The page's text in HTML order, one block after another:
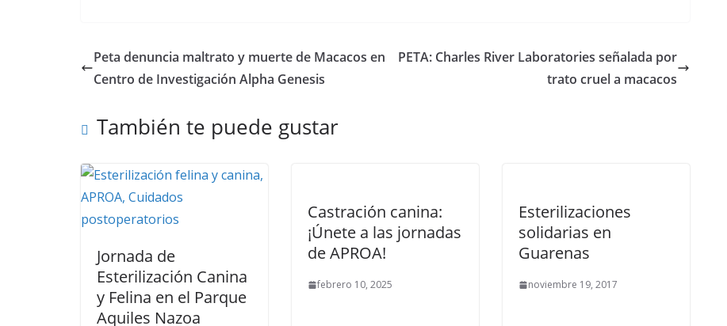
Peta denuncia maltrato y muerte de Macacos en
Centro de Investigación Alpha Genesis
PETA: Charles River Laboratories señalada por
trato cruel a macacos
También te puede gustar
Jornada de
Esterilización Canina
y Felina en el Parque
Aquiles Nazoa
Castración canina:
¡Únete a las jornadas
de APROA!
febrero 10, 2025
Esterilizaciones
solidarias en
Guarenas
noviembre 19, 2017